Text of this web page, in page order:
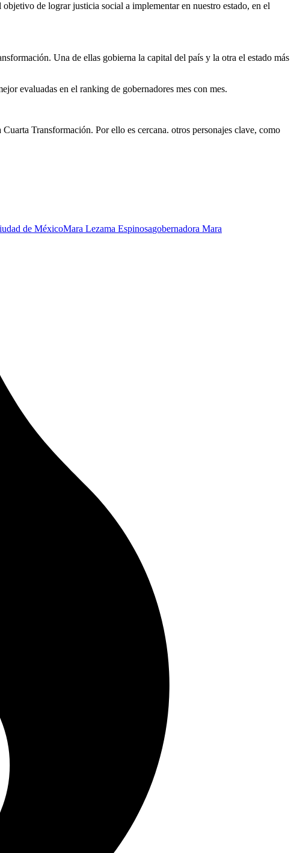
de lograr justicia social a implementar en nuestro estado, en el
Una de ellas gobierna la capital del país y la otra el estado más
evaluadas en el ranking de gobernadores mes con mes.
Transformación. Por ello es cercana. otros personajes clave, como
de MéxicoMara Lezama Espinosagobernadora Mara